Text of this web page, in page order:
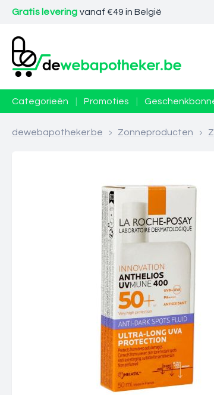
Gratis levering vanaf €49 in België
Categorieën Promoties
dewebapotheker.be > Zonneproducten >